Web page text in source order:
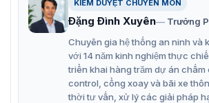
thuận tiện.
Đa luồng: Hỗ trợ nhiều độ phân giải
hình cho việc ghi hình linh hoạt.
KIỂM DUYỆT CHUYÊN MÔN
Đặng Đình Xuyên
Trưởng
Chuyên gia hệ thống an ninh và
với 14 năm kinh nghiệm thực
triển khai hàng trăm dự án
control, cổng xoay và bãi xe
thời tư vấn, xử lý các giải pháp